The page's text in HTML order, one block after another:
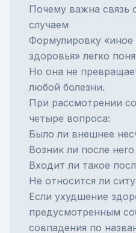
Почему важна связь
случаем
Формулировку «иное
здоровья» легко
Но она не
любой болезни.
При рассмотрении
четыре вопроса:
Было ли внешнее
Возник ли после
Входит ли такое
Не относится ли
Если ухудшение
предусмотренным
совпадения по